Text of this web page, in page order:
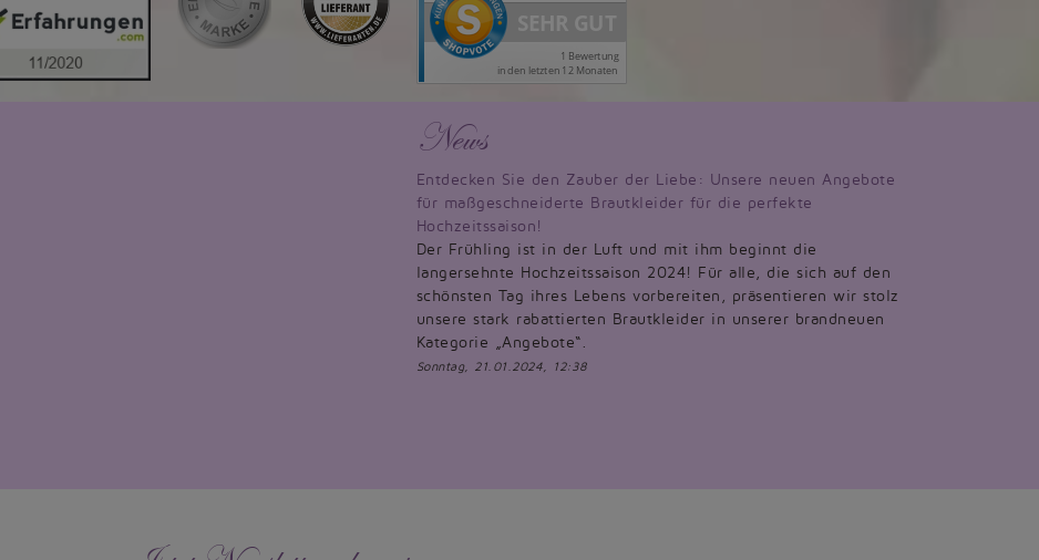
News
Entdecken Sie den Zauber der Liebe: Unsere neuen Angebote
für maßgeschneiderte Brautkleider für die perfekte
Hochzeitssaison!
Der Frühling ist in der Luft und mit ihm beginnt die
langersehnte Hochzeitssaison 2024! Für alle, die sich auf den
schönsten Tag ihres Lebens vorbereiten, präsentieren wir stolz
unsere stark rabattierten Brautkleider in unserer brandneuen
Kategorie „Angebote“.
Sonntag, 21.01.2024, 12:38